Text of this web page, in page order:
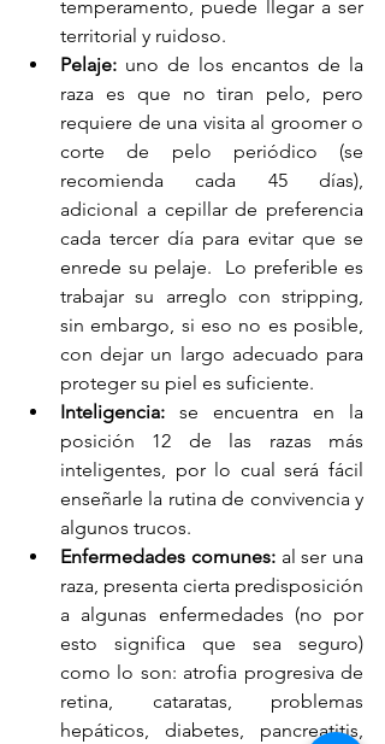
temperamento, puede llegar a ser
territorial y ruidoso.
Pelaje: uno de los encantos de la
raza es que no tiran pelo, pero
requiere de una visita al groomer o
corte de pelo periódico (se
recomienda cada 45 días),
adicional a cepillar de preferencia
cada tercer día para evitar que se
enrede su pelaje.  Lo preferible es
trabajar su arreglo con stripping,
sin embargo, si eso no es posible,
con dejar un largo adecuado para
proteger su piel es suficiente.
Inteligencia: se encuentra en la
posición 12 de las razas más
inteligentes, por lo cual será fácil
enseñarle la rutina de convivencia y
algunos trucos.
Enfermedades comunes: al ser una
raza, presenta cierta predisposición
a algunas enfermedades (no por
esto significa que sea seguro)
como lo son: atrofia progresiva de
retina, cataratas, problemas
hepáticos, diabetes, pancreatitis,